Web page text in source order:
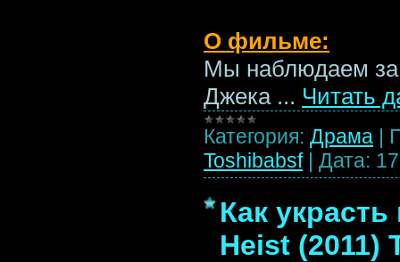
О фильме:
Мы наблюдаем за
Джека ... Читать
Категория: Драма |
Toshibabsf | Дата:
Как
Heist (2011)